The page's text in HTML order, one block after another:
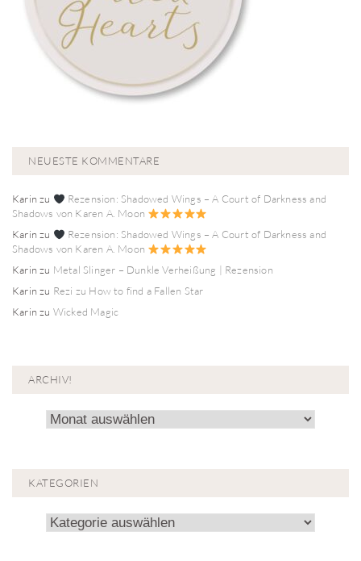
NEUESTE KOMMENTARE
Karinzu
Rezension: Shadowed Wings – A Court of Darkness and
Shadows von Karen A. Moon
Karinzu
Rezension: Shadowed Wings – A Court of Darkness and
Shadows von Karen A. Moon
Karinzu Metal Slinger – Dunkle Verheißung | Rezension
Karinzu Rezi zu How to find a Fallen Star
Karinzu Wicked Magic
ARCHIV!
Archiv!
KATEGORIEN
Kategorien